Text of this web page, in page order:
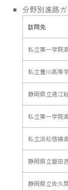
分野別進路
訪問先
私立第一学院
私立豊川高等
静岡県立遠江
私立第一学院
私立浜松啓陽
静岡県立磐田
静岡県立佐久